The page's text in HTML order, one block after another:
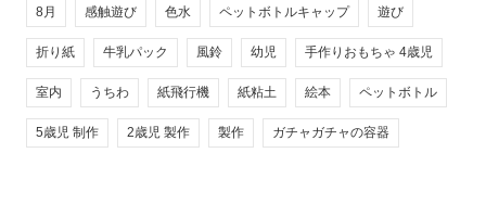
8月 感触遊び 色水 ペットボトルキャップ 遊び
折り紙 牛乳パック 風鈴 幼児 手作りおもちゃ 4歳児
室内 うちわ 紙飛行機 紙粘土 絵本 ペットボトル
5歳児 制作 2歳児 製作 製作 ガチャガチャの容器